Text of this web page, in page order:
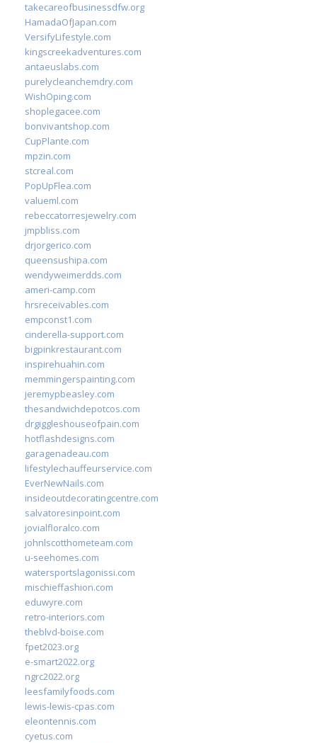
takecareofbusinessdfw.org
HamadaOfJapan.com
VersifyLifestyle.com
kingscreekadventures.com
antaeuslabs.com
purelycleanchemdry.com
WishOping.com
shoplegacee.com
bonvivantshop.com
CupPlante.com
mpzin.com
stcreal.com
PopUpFlea.com
valueml.com
rebeccatorresjewelry.com
jmpbliss.com
drjorgerico.com
queensushipa.com
wendyweimerdds.com
ameri-camp.com
hrsreceivables.com
empconst1.com
cinderella-support.com
bigpinkrestaurant.com
inspirehuahin.com
memmingerspainting.com
jeremypbeasley.com
thesandwichdepotcos.com
drgiggleshouseofpain.com
hotflashdesigns.com
garagenadeau.com
lifestylechauffeurservice.com
EverNewNails.com
insideoutdecoratingcentre.com
salvatoresinpoint.com
jovialfloralco.com
johnlscotthometeam.com
u-seehomes.com
watersportslagonissi.com
mischieffashion.com
eduwyre.com
retro-interiors.com
theblvd-boise.com
fpet2023.org
e-smart2022.org
ngrc2022.org
leesfamilyfoods.com
lewis-lewis-cpas.com
eleontennis.com
cyetus.com